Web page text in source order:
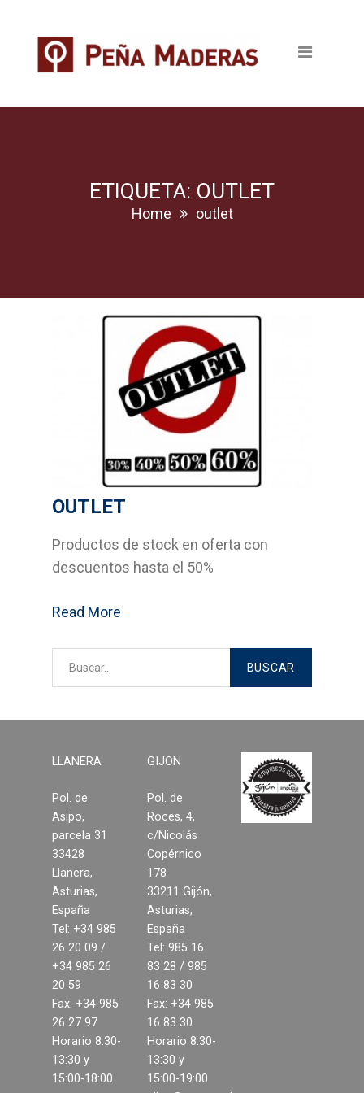
Productos
Tableros
Pavimentos
Sistemas Grass
Armarios empotrados
Cabinas Sanitarias
Servicios
Decoración del hogar
Madera para exterior y
jardinería
Estructuras y cubiertas
Compromiso
Medio Ambiente
Calidad
Desarrollo sostenible
ETIQUETA: OUTLET
Home outlet
OUTLET
Productos de stock en oferta con
descuentos hasta el 50%
Read More
LLANERA
Pol. de
Asipo,
parcela 31
33428
Llanera,
Asturias,
España
Tel: +34 985
26 20 09 /
+34 985 26
20 59
Fax: +34 985
26 27 97
Horario 8:30-
13:30 y
15:00-18:00
GIJON
Pol. de
Roces, 4,
c/Nicolás
Copérnico
178
33211 Gijón,
Asturias,
España
Tel: 985 16
83 28 / 985
16 83 30
Fax: +34 985
16 83 30
Horario 8:30-
13:30 y
15:00-19:00